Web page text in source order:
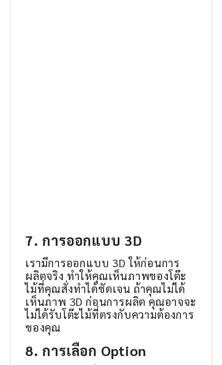
7. การออกแบบ 3D
เรามีการออกแบบ 3D ให้ก่อนการ
ผลิตจริง ทำให้คุณเห็นภาพของโต๊ะ
ไม้ที่คุณสั่งทำได้ชัดเจน ถ้าคุณไม่ได้
เห็นภาพ 3D ก่อนการผลิต คุณอาจจะ
ไม่ได้รับโต๊ะไม้ที่ตรงกับความต้องการ
ของคุณ
8. การเลือก Option